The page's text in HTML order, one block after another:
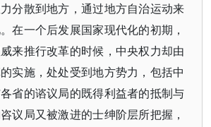
分散到地方，通过地方自治运动来
在一个后发展国家现代化的初期，
来推行改革的时候，中央权力却由
实施，处处受到地方势力，包括中
省的谘议局的既得利益者的抵制与
议局又被激进的士绅阶层所把握，